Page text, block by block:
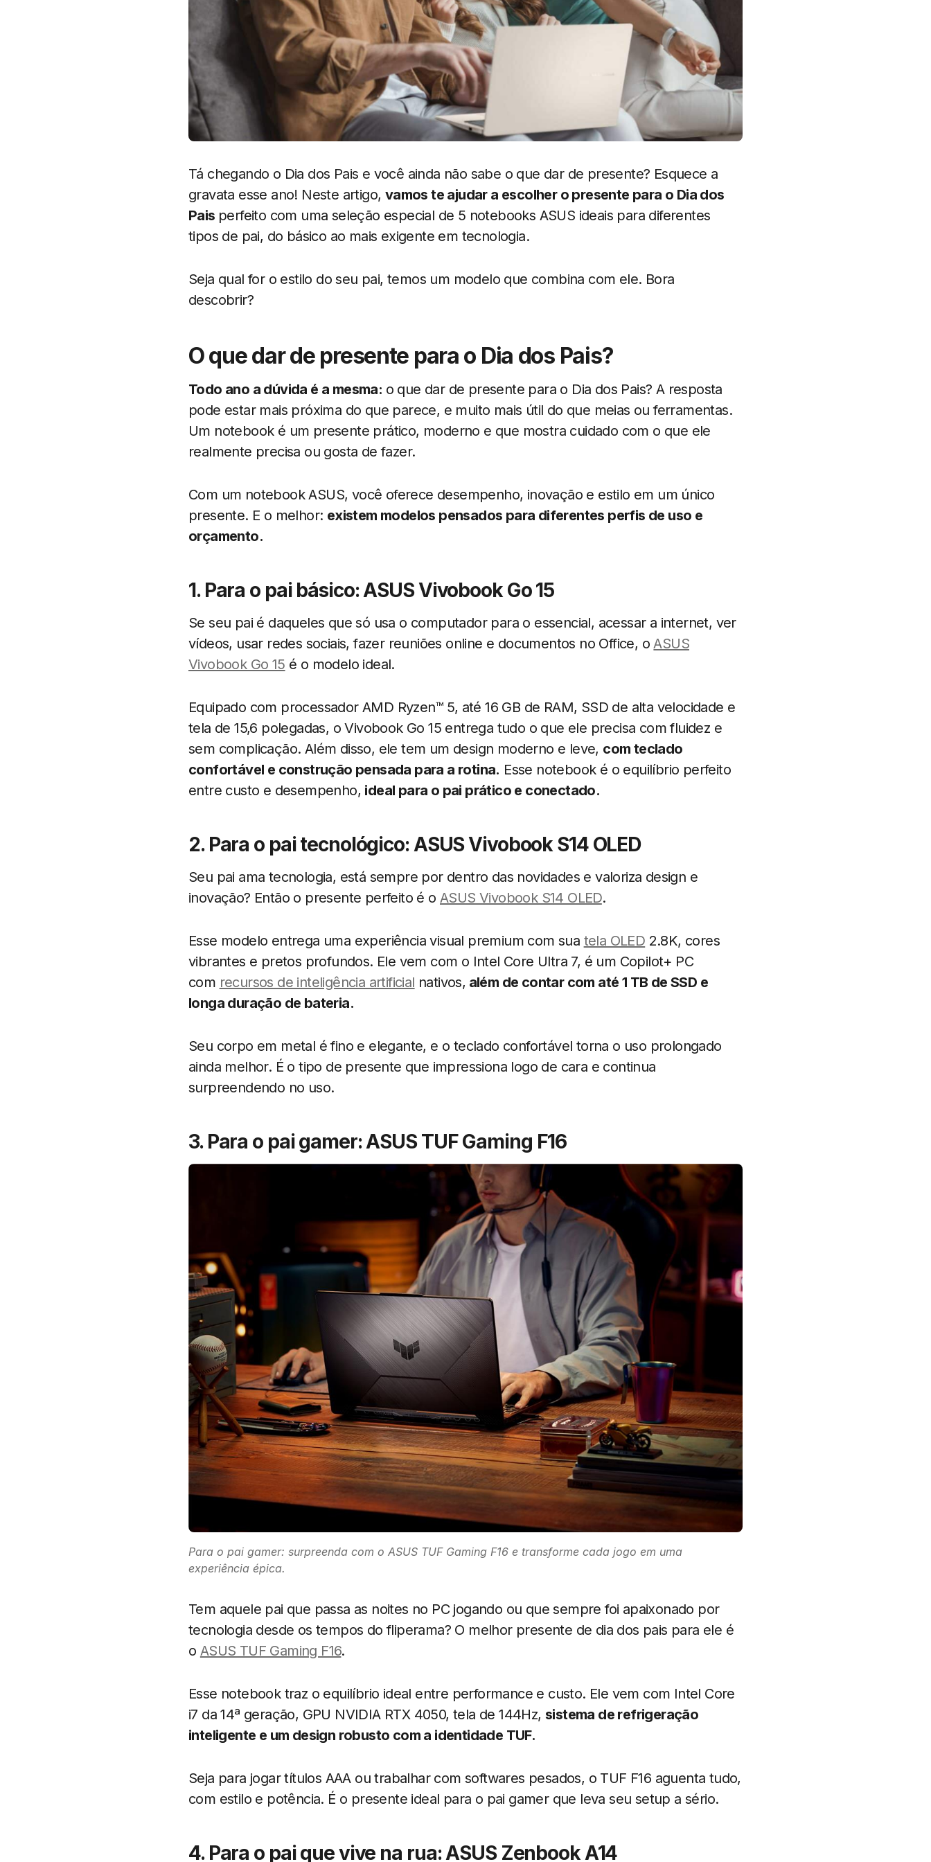
Tá chegando o Dia dos Pais e você ainda não sabe o que dar de presente? Esquece a
gravata esse ano! Neste artigo, vamos te ajudar a escolher o presente para o Dia dos
Pais perfeito com uma seleção especial de 5 notebooks ASUS ideais para diferentes
tipos de pai, do básico ao mais exigente em tecnologia.
Seja qual for o estilo do seu pai, temos um modelo que combina com ele. Bora
descobrir?
O que dar de presente para o Dia dos Pais?
Todo ano a dúvida é a mesma: o que dar de presente para o Dia dos Pais? A resposta
pode estar mais próxima do que parece, e muito mais útil do que meias ou ferramentas.
Um notebook é um presente prático, moderno e que mostra cuidado com o que ele
realmente precisa ou gosta de fazer.
Com um notebook ASUS, você oferece desempenho, inovação e estilo em um único
presente. E o melhor: existem modelos pensados para diferentes perfis de uso e
orçamento.
1. Para o pai básico: ASUS Vivobook Go 15
Se seu pai é daqueles que só usa o computador para o essencial, acessar a internet, ver
vídeos, usar redes sociais, fazer reuniões online e documentos no Office, o ASUS
Vivobook Go 15 é o modelo ideal.
Equipado com processador AMD Ryzen™ 5, até 16 GB de RAM, SSD de alta velocidade e
tela de 15,6 polegadas, o Vivobook Go 15 entrega tudo o que ele precisa com fluidez e
sem complicação. Além disso, ele tem um design moderno e leve, com teclado
confortável e construção pensada para a rotina. Esse notebook é o equilíbrio perfeito
entre custo e desempenho, ideal para o pai prático e conectado.
2. Para o pai tecnológico: ASUS Vivobook S14 OLED
Seu pai ama tecnologia, está sempre por dentro das novidades e valoriza design e
inovação? Então o presente perfeito é o ASUS Vivobook S14 OLED.
Esse modelo entrega uma experiência visual premium com sua tela OLED 2.8K, cores
vibrantes e pretos profundos. Ele vem com o Intel Core Ultra 7, é um Copilot+ PC
com recursos de inteligência artificial nativos, além de contar com até 1 TB de SSD e
longa duração de bateria.
Seu corpo em metal é fino e elegante, e o teclado confortável torna o uso prolongado
ainda melhor. É o tipo de presente que impressiona logo de cara e continua
surpreendendo no uso.
3. Para o pai gamer: ASUS TUF Gaming F16
Para o pai gamer: surpreenda com o ASUS TUF Gaming F16 e transforme cada jogo em uma
experiência épica.
Tem aquele pai que passa as noites no PC jogando ou que sempre foi apaixonado por
tecnologia desde os tempos do fliperama? O melhor presente de dia dos pais para ele é
o ASUS TUF Gaming F16.
Esse notebook traz o equilíbrio ideal entre performance e custo. Ele vem com Intel Core
i7 da 14ª geração, GPU NVIDIA RTX 4050, tela de 144Hz, sistema de refrigeração
inteligente e um design robusto com a identidade TUF.
Seja para jogar títulos AAA ou trabalhar com softwares pesados, o TUF F16 aguenta tudo,
com estilo e potência. É o presente ideal para o pai gamer que leva seu setup a sério.
4. Para o pai que vive na rua: ASUS Zenbook A14